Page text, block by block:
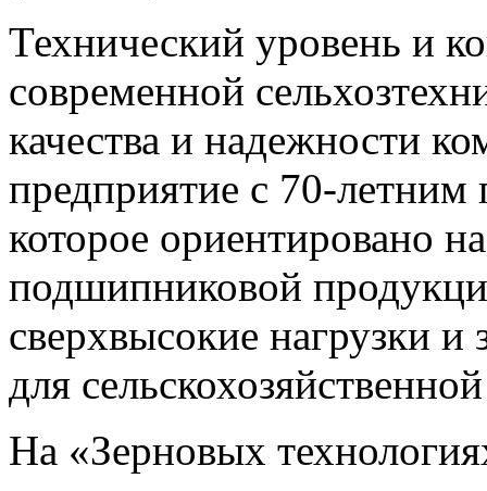
Технический уровень и
современной
качества и надежности
предприятие с 70-
которое ориентировано
подшипниковой
сверхвысокие нагрузки и
для
На «Зерновых